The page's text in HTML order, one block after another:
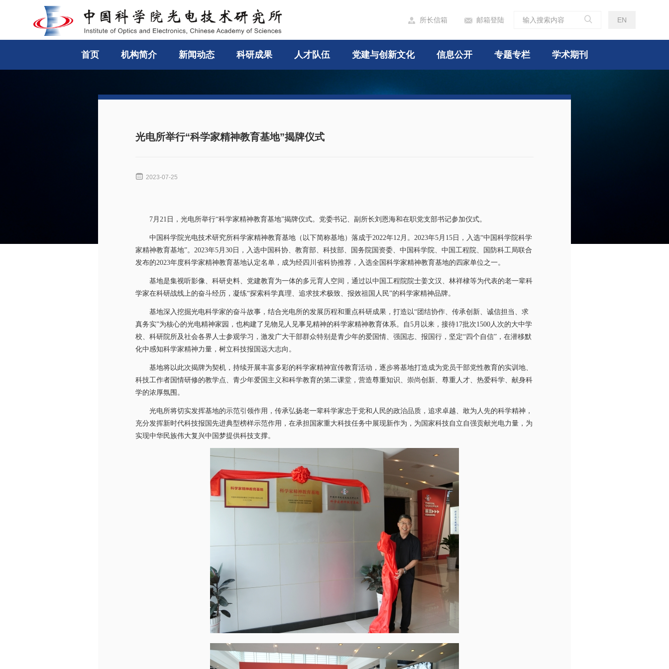
 所长信箱  邮箱登陆  EN
首页 机构简介 新闻动态 科研成果 人才队伍 党建与创新文化 信息公开 专题专栏 学术期刊
光电所举行“科学家精神教育基地”揭牌仪式
 2023-07-25
7月 21 日，光电所举行“科学家精神教育基地”揭牌仪式。党委书记、副所长刘恩海和在职党支部书记参加仪式。
中国科学院光电技术研究所科学家精神教育基地（以下简称基地）落成于2022年12月。 2023年5月 15 日，入选“中国科学院科学
家精神教育基地”。 2023年5月 30 日，入选中国科协、教育部、科技部、国务院国资委、中国科学院、中国工程院、国防科工局联合
发布的2023年度科学家精神教育基地认定名单，成为经四川省科协推荐，入选全国科学家精神教育基地的四家单位之一。
基地是集视听影像、科研史料、党建教育为一体的多元育人空间，通过以中国工程院院士姜文汉、林祥棣等为代表的老一辈科
学家在科研战线上的奋斗经历，凝练“探索科学真理、追求技术极致、报效祖国人民”的科学家精神品牌。
基地深入挖掘光电科学家的奋斗故事，结合光电所的发展历程和重点科研成果，打造以“团结协作、传承创新、诚信担当、求
真务实”为核心的光电精神家园，也构建了见物见人见事见精神的科学家精神教育体系。自5月以来，接待17批次1500人次的大中学
校、科研院所及社会各界人士参观学习，激发广大干部群众特别 是青少年的爱国情、强国志、报国行，坚定“四个自信”，在潜移默
化中感知科学家精神力量，树立科技报国远大志向。
基地将以此次揭牌为契机，持续开展丰富多彩的科学家精神宣传教育活动，逐步将基地打造成为党员干部党性教育的实训地、
科技工作者国情研修的教学点、青少年爱国主义和科学教育的第二课堂，营造尊重知识、崇尚创新、尊重人才、热爱科学、献身科
学的浓厚氛围。
光电所将切实发挥基地的示范引领作用，传承弘扬老一辈科学家忠于党和人民的政治品质，追求卓越、敢为人先的科学精神，
充分发挥新时代科技报国先进典型榜样示范作用，在承担国家重大科技任务中展现新作为，为国家科技自立自强贡献光电力量，为
实现中华民族伟大复兴中国梦提供科技支撑。